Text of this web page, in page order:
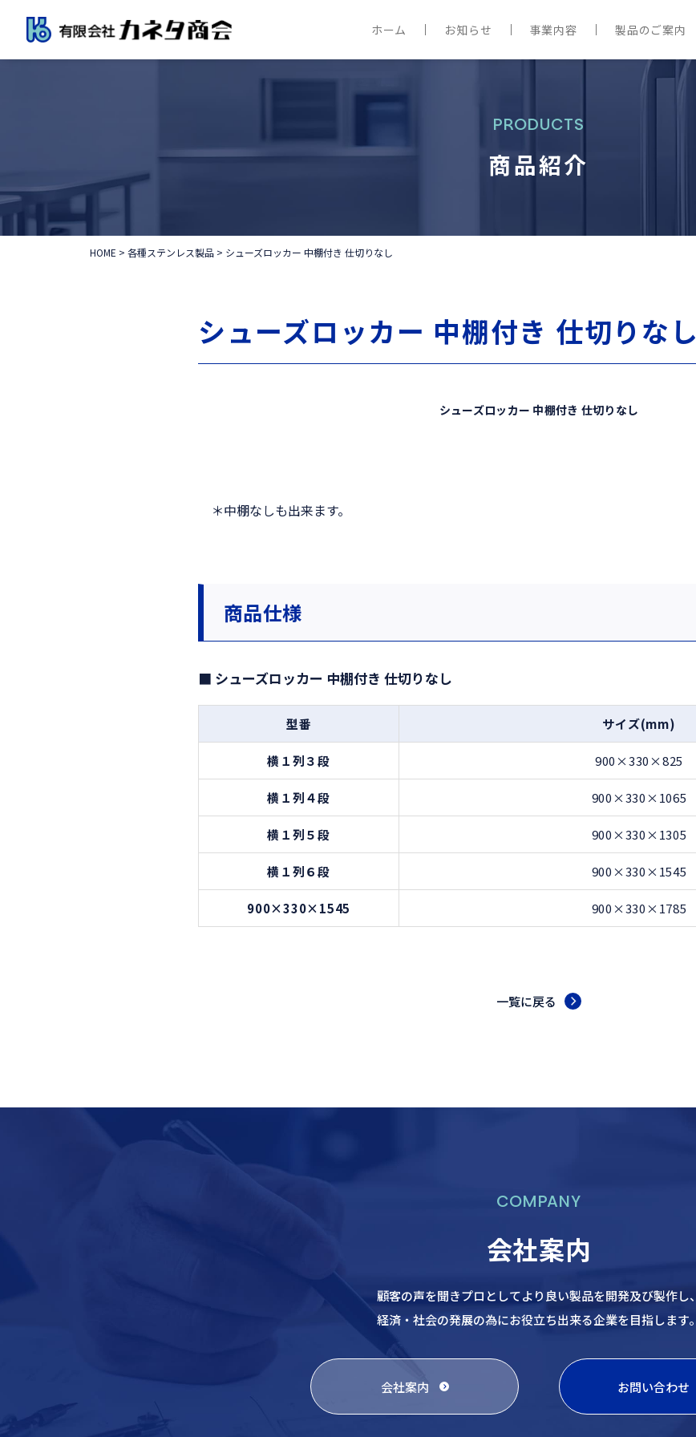
ホーム お知らせ 事業内容 製品のご案内
PRODUCTS
商品紹介
HOME > 各種ステンレス製品 > シューズロッカー 中棚付き 仕切りなし
シューズロッカー 中棚付き 仕切りなし
シューズロッカー 中棚付き 仕切りなし
＊中棚なしも出来ます。
商品仕様
■ シューズロッカー 中棚付き 仕切りなし
型番 サイズ(mm)
横１列３段 900×330×825
横１列４段 900×330×1065
横１列５段 900×330×1305
横１列６段 900×330×1545
900×330×1545 900×330×1785
一覧に戻る
COMPANY
会社案内
顧客の声を聞きプロとしてより良い製品を開発及び製作し、
経済・社会の発展の為にお役立ち出来る企業を目指します。
会社案内 お問い合わせ